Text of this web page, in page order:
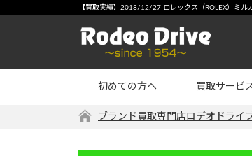
【買取実績】2018/12/27 ロレックス（ROLEX）ミ
初めての方へ 買取サービ
宅配買取
店頭買取
リターン買取
ブランド買取専門店ロデオドライ